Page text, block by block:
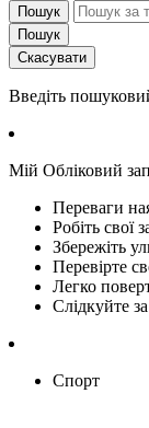
Пошук
Пошук
Скасувати
Введіть
Мій Обліковий
Переваги
Робіть
Збережіть
Перевірте
Легко
Слідкуйте
Спорт